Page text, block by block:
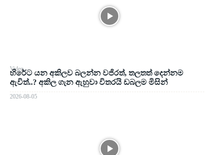
Video
හිරේට යන අකිලව බලන්න වජිරත්, තලතත් දෙන්නම
ඇවිත්..? අකිල ගැන ඇහුවා විතරයි ඩබලම මිසින්
2026-08-05